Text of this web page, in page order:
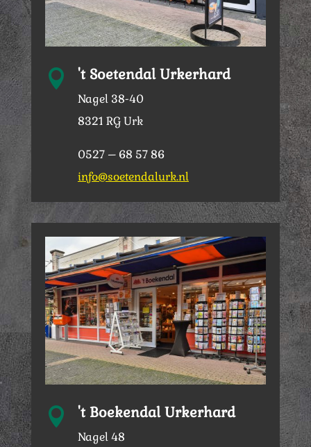
 't Soetendal Urkerhard
Nagel 38-40
8321 RG Urk
0527 – 68 57 86
info@soetendalurk.nl
 't Boekendal Urkerhard
Nagel 48